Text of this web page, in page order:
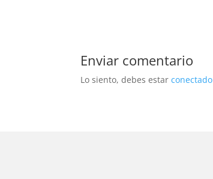
Enviar comentario
Lo siento, debes estarconectado